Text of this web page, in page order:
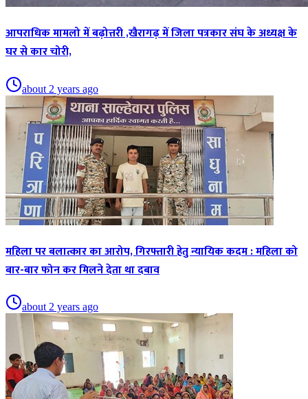
आपराधिक मामलो में बढ़ोत्तरी ,खैरागढ़ में जिला पत्रकार संघ के अध्यक्ष के
घर से कार चोरी,
about 2 years ago
महिला पर बलात्कार का आरोप, गिरफ्तारी हेतु न्यायिक कदम : महिला को
बार-बार फोन कर मिलने देता था दबाव
about 2 years ago